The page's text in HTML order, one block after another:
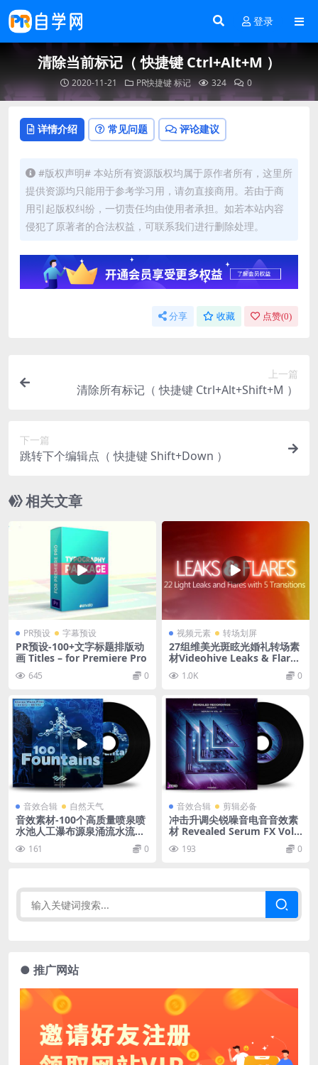
登录
清除当前标记（ 快捷键 Ctrl+Alt+M ）
2020-11-21 PR快捷键标记 324 0
详情介绍 常见问题 评论建议
#版权声明# 本站所有资源版权均属于原作者所有，这里所
提供资源均只能用于参考学习用，请勿直接商用。若由于商
用引起版权纠纷，一切责任均由使用者承担。如若本站内容
侵犯了原著者的合法权益，可联系我们进行删除处理。
分享 收藏 点赞(0)
上一篇
清除所有标记（ 快捷键 Ctrl+Alt+Shift+M ）
下一篇
跳转下个编辑点（ 快捷键 Shift+Down ）
相关文章
PR预设 字幕预设
PR预设-100+文字标题排版动
画 Titles – for Premiere Pro
645 0
视频元素 转场划屏
27组维美光斑眩光婚礼转场素
材Videohive Leaks & Flares
1.0K 0
音效合辑 自然天气
音效素材-100个高质量喷泉喷
水池人工瀑布源泉涌流水流声
无损音效
161 0
音效合辑 剪辑必备
冲击升调尖锐噪音电音音效素
材 Revealed Serum FX Vol.
1
193 0
● 推广网站